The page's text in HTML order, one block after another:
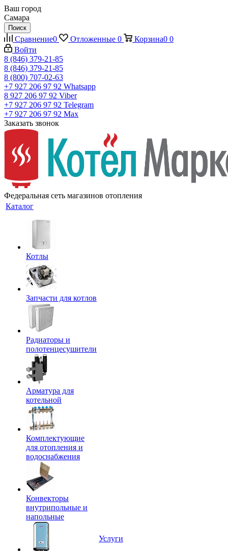
Ваш город
Самара
Поиск
Сравнение0 Отложенные 0 Корзина0 0
Войти
8 (846) 379-21-85
8 (846) 379-21-85
8 (800) 707-02-63
+7 927 206 97 92 Whatsapp
8 927 206 97 92 Viber
+7 927 206 97 92 Telegram
+7 927 206 97 92 Max
Заказать звонок
Федеральная сеть магазинов отопления
Каталог
Котлы
Запчасти для котлов
Радиаторы и
полотенцесушители
Арматура для
котельной
Комплектующие
для отопления и
водоснабжения
Конвекторы
внутрипольные и
напольные
Услуги